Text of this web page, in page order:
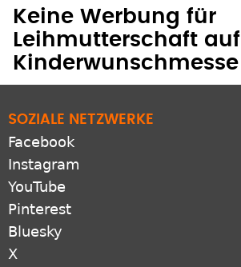
Keine Werbung für
Leihmutterschaft auf
Kinderwunschmesse
SOZIALE NETZWERKE
Facebook
Instagram
YouTube
Pinterest
Bluesky
X